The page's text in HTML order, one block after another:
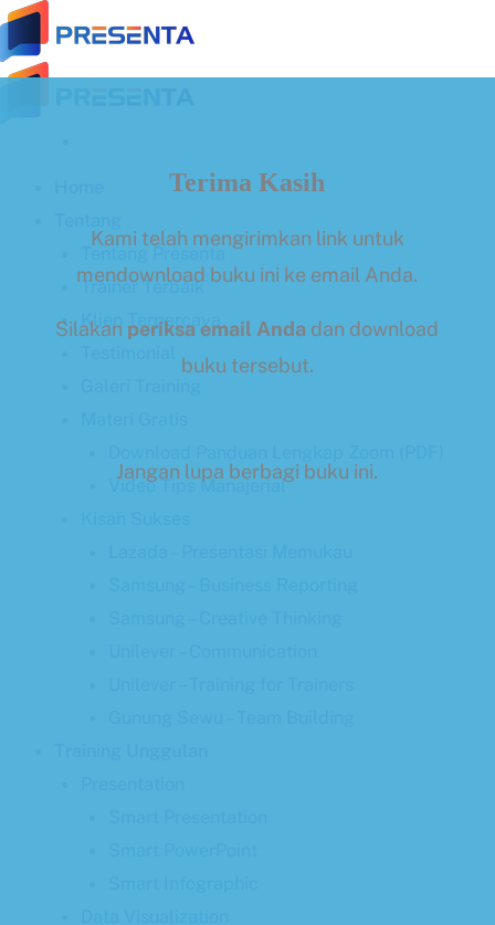
Skip
to
content
Trainer Terbaik
Klien Terpercaya
Video Tips Manajerial
Terima Kasih
Kami telah mengirimkan link untuk
mendownload buku ini ke email Anda.
Silakan periksa email Anda dan download
buku tersebut.
Jangan lupa berbagi buku ini.